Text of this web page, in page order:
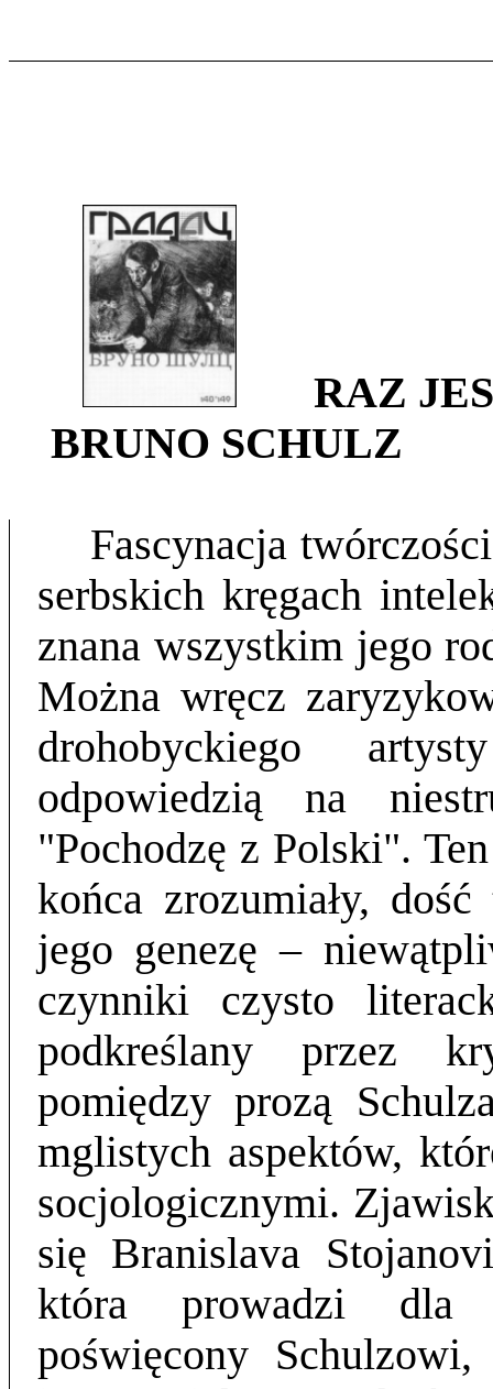
RAZ
BRUNO SCHULZ
Fascynacja
serbskich kręgach
znana wszystkim jego
Można wręcz
drohobyckiego
odpowiedzią na
"Pochodzę z Polski".
końca zrozumiały,
jego genezę –
czynniki czysto
podkreślany przez
pomiędzy prozą
mglistych aspektów,
socjologicznymi.
się Branislava
która prowadzi dla
poświęcony